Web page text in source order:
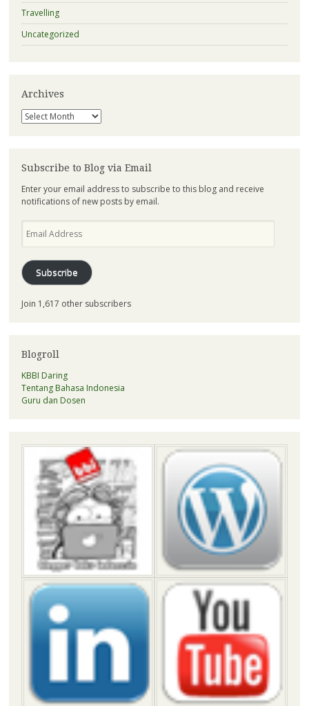
Travelling
Uncategorized
Archives
Archives
Subscribe to Blog via Email
Enter your email address to subscribe to this blog and receive
notifications of new posts by email.
Address
Subscribe
Join 1,617 other subscribers
Blogroll
KBBI Daring
Tentang Bahasa Indonesia
Guru dan Dosen